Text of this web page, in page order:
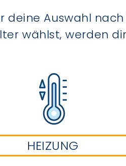
deine Auswahl
wählst, werden
HEIZUNG